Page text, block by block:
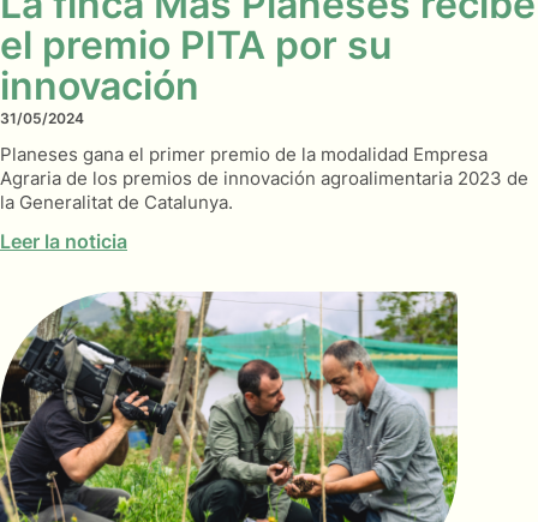
el premio PITA por su
innovación
31/05/2024
Planeses gana el primer premio de la modalidad Empresa
Agraria de los premios de innovación agroalimentaria 2023 de
la Generalitat de Catalunya.
Leer la noticia